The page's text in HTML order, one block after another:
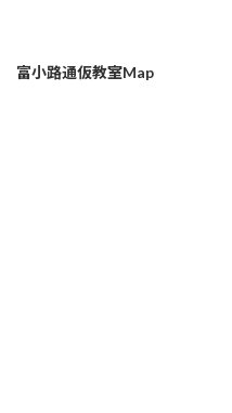
富小路通仮教室Map